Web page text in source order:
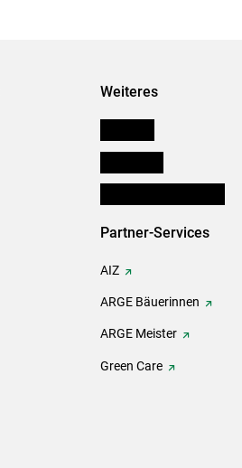
Weiteres
Partner-Services
AIZ
ARGE Bäuerinnen
ARGE Meister
Green Care